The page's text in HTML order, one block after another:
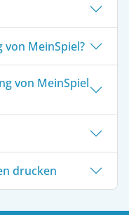
MeinSpiel?
von MeinSpiel
drucken